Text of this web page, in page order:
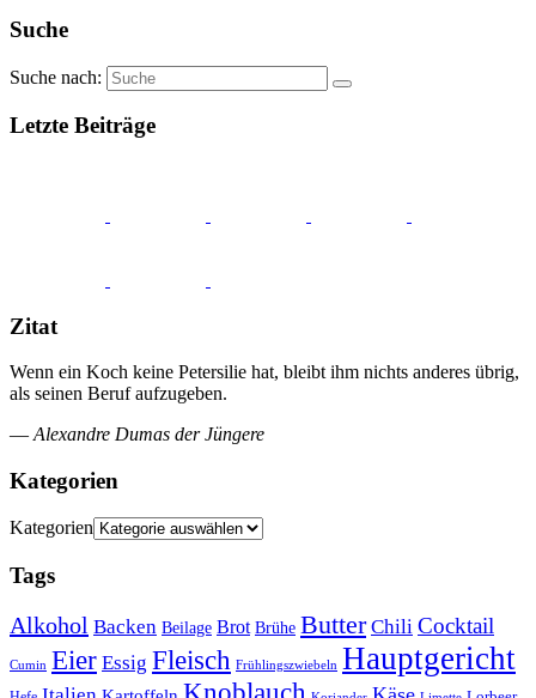
Suche
Suche nach:
Letzte Beiträge
Zitat
Wenn ein Koch keine Petersilie hat, bleibt ihm nichts anderes übrig,
als seinen Beruf aufzugeben.
—Alexandre Dumas der Jüngere
Kategorien
Kategorien
Tags
Alkohol Backen Beilage Brot Brühe Butter Chili Cocktail
Cumin Eier Essig Fleisch Frühlingszwiebeln Hauptgericht